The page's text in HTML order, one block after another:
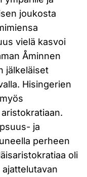
joukosta
vielä kasvoi
Åminnen
jälkeläiset
Hisingerien
ja
perheen
oli